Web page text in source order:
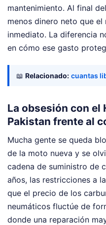
mantenimiento. Al final
menos dinero neto que
inmediato. La diferencia
en cómo ese gasto
📖 Relacionado: cuantas
La obsesión con el
Pakistan frente al
Mucha gente se queda
de la moto nueva y se
cadena de suministro de
años, las restricciones a
que el precio de los
neumáticos fluctúe de
donde una reparación